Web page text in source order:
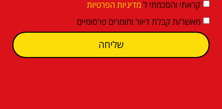
קראתי והסכמתי ל מדיניות הפרטיות
מאשר/ת קבלת דיוור וחומרים פרסומיים
שליחה